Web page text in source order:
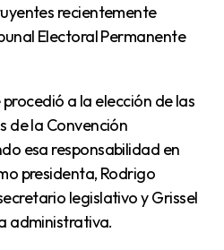
recientemente
Electoral Permanente
de la Convención
esa responsabilidad en
presidenta, Rodrigo
legislativo y Grissel
administrativa.